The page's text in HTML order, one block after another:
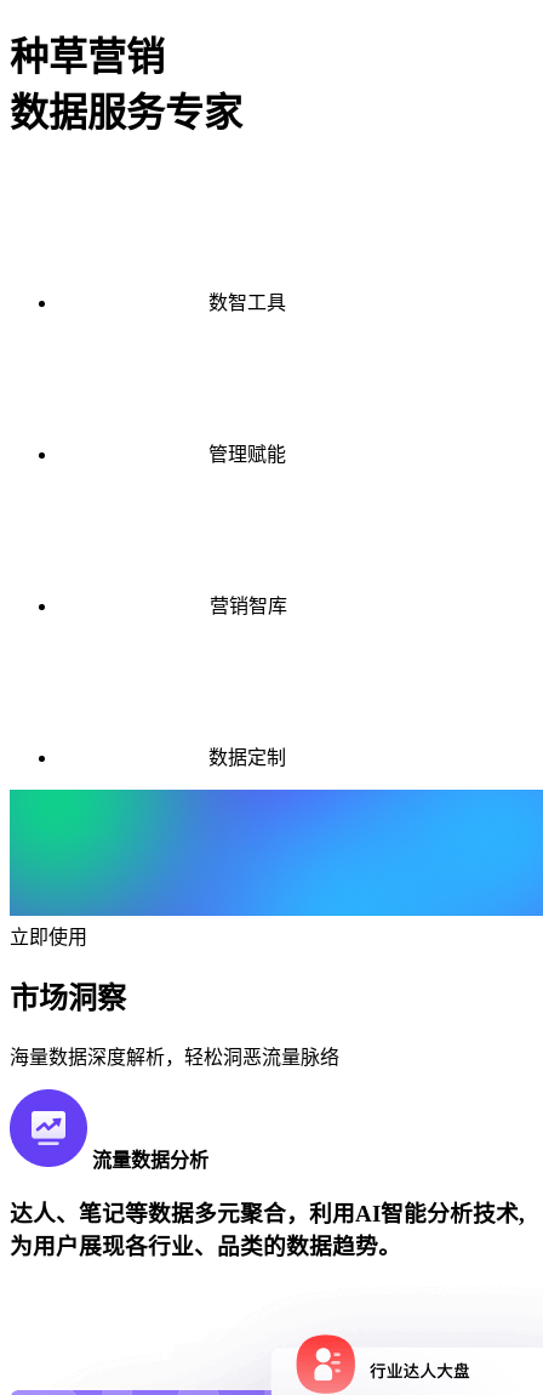
种草营销
数据服务专家
数智工具
管理赋能
营销智库
数据定制
立即使用
市场洞察
海量数据深度解析，轻松洞恶流量脉络
流量数据分析
达人、笔记等数据多元聚合，利用AI智能分析技术,
为用户展现各行业、品类的数据趋势。